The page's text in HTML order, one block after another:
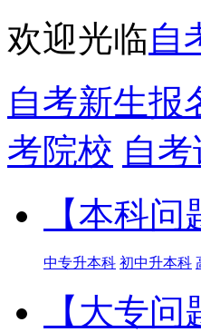
欢迎光临自
自考新生报
考院校 自
【本科问
中专升本科 初中升本科
【大专问